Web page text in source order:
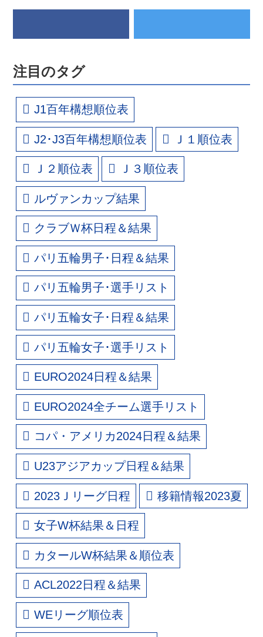
注目のタグ
J1百年構想順位表
J2･J3百年構想順位表 Ｊ１順位表
Ｊ２順位表 Ｊ３順位表
ルヴァンカップ結果
クラブＷ杯日程＆結果
パリ五輪男子･日程＆結果
パリ五輪男子･選手リスト
パリ五輪女子･日程＆結果
パリ五輪女子･選手リスト
EURO2024日程＆結果
EURO2024全チーム選手リスト
コパ・アメリカ2024日程＆結果
U23アジアカップ日程＆結果
2023Ｊリーグ日程 移籍情報2023夏
女子W杯結果＆日程
カタールW杯結果＆順位表
ACL2022日程＆結果
WEリーグ順位表